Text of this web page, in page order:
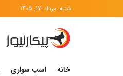
شنبه, مرداد 17, 1405
خانه اسب سواری